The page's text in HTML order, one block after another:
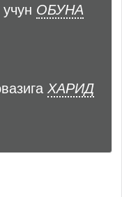
ОБУНА
ХАРИД